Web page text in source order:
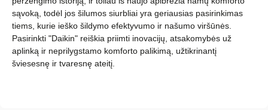
sąvoką, todėl jos šilumos siurbliai yra geriausias pasirinkimas
tiems, kurie ieško šildymo efektyvumo ir našumo viršūnės.
Pasirinkti "Daikin" reiškia priimti inovacijų, atsakomybės už
aplinką ir neprilygstamo komforto palikimą, užtikrinantį
šviesesnę ir tvaresnę ateitį.